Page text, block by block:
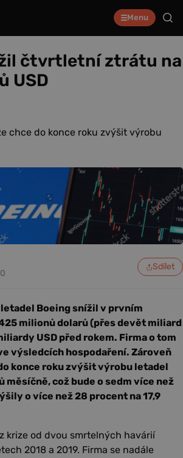
Menu
čtvrtletní ztrátu na
USD
chce do konce roku zvýšit výrobu
Sdílet
Boeing snížil v prvním
milionů dolarů (přes devět miliard
USD před rokem. Firma o tom
výsledcích hospodaření. Zároveň
konce roku zvýšit výrobu letadel
měsíčně, což bude o sedm více než
o více než 28 procent na 17,9
krize od dvou smrtelných havárií
2018 a 2019. Firma se nadále